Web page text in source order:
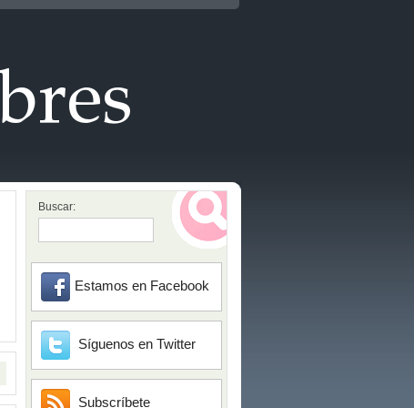
Buscar:
Estamos en Facebook
Síguenos en Twitter
Subscríbete